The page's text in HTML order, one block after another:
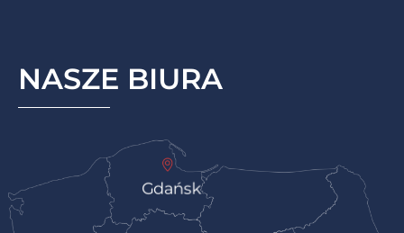
NASZE BIURA
Gdańsk